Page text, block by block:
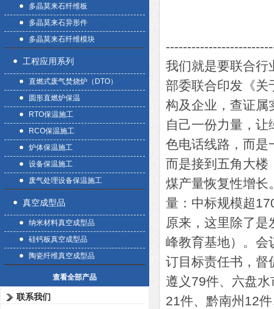
多晶莫来石纤维板
多晶莫来石异形件
多晶莫来石纤维模块
工程应用系列
直燃式废气焚烧炉（DTO）
圆形直燃炉保温
RTO保温施工
RCO保温施工
炉体保温施工
设备保温施工
废气处理设备保温施工
真空成型品
纳米材料真空成型品
硅钙板真空成型品
陶瓷纤维真空成型品
查看全部产品
联系我们
我们就是要联合行
部委联合印发《关
构及企业，查证属
自己一份力量，
色电话线路，而是
而是接到五角大楼
煤产量恢复性增长
量：中标规模超
原来，这里除了
峰教育基地）。会
订目标责任书，督
遵义79件、六盘
21件、黔南州12